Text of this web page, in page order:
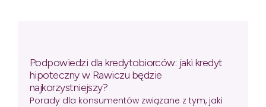
Podpowiedzi dla kredytobiorców: jaki kredyt
hipoteczny w Rawiczu będzie
najkorzystniejszy?
Porady dla konsumentów związane z tym, jaki